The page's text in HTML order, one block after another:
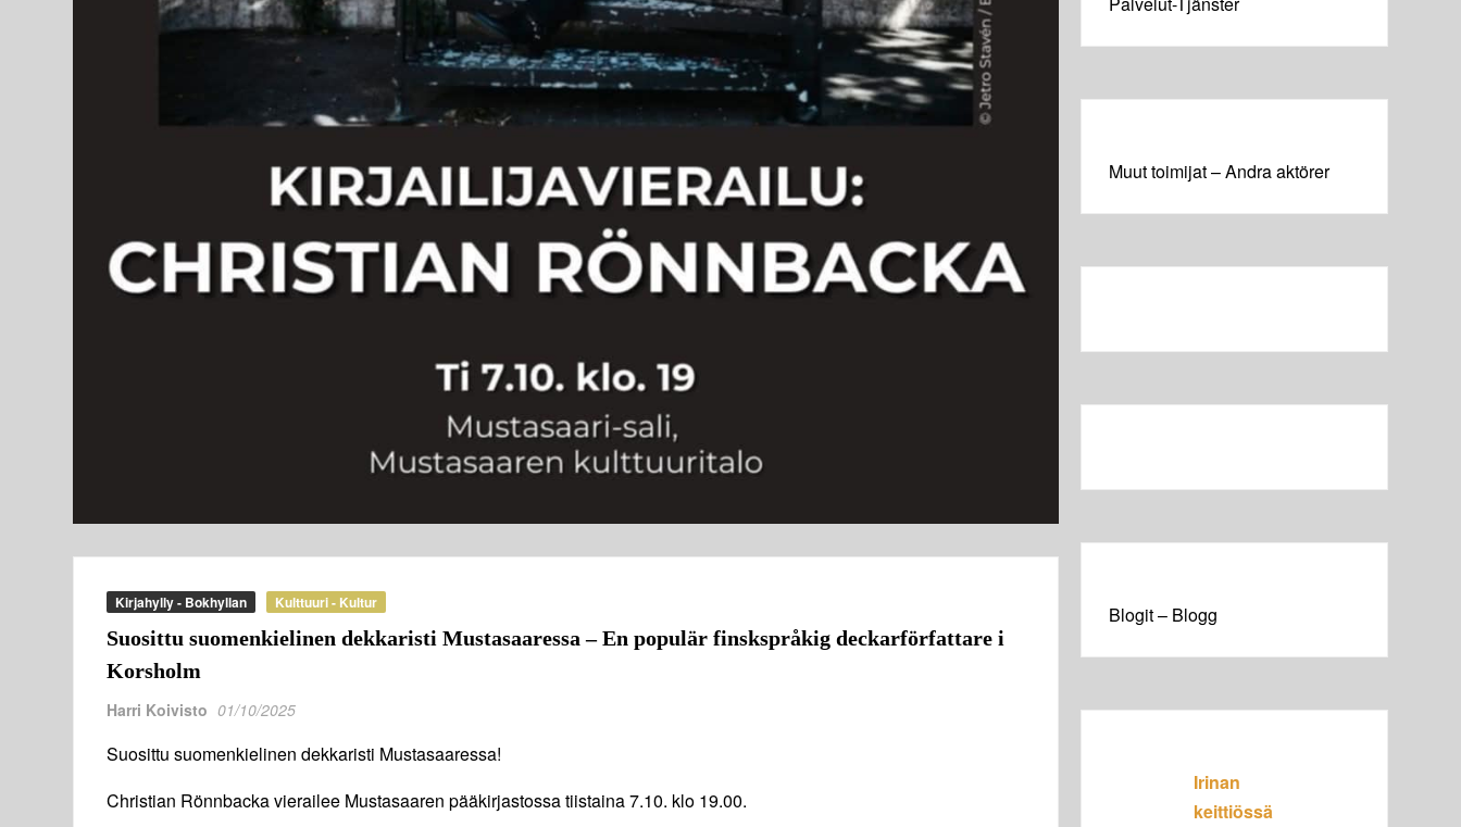
Kirjahylly - Bokhyllan Kulttuuri - Kultur
Suosittu suomenkielinen dekkaristi Mustasaaressa – En populär finskspråkig deckarförfattare i
Korsholm
Harri Koivisto 01/10/2025
Suosittu suomenkielinen dekkaristi Mustasaaressa!
Christian Rönnbacka vierailee Mustasaaren pääkirjastossa tiistaina 7.10. klo 19.00.
Muut toimijat – Andra aktörer
Blogit – Blogg
Irinan
keittiössä